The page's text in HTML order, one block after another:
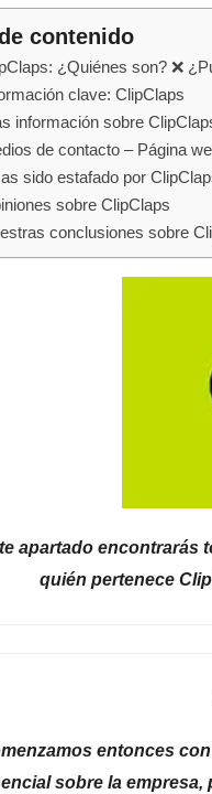
contenido
¿Quiénes son? ❌
clave: ClipClaps
información sobre
de contacto – Página
sido estafado por
sobre ClipClaps
conclusiones sobre
apartado encontrarás
quién pertenece
entonces
sobre la